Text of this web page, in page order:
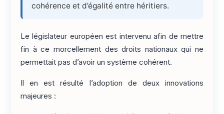
cohérence et d’égalité entre héritiers.
Le législateur européen est intervenu afin de mettre
fin à ce morcellement des droits nationaux qui ne
permettait pas d’avoir un système cohérent.
Il en est résulté l’adoption de deux innovations
majeures :